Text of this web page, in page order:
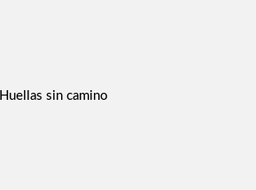
Huellas sin camino